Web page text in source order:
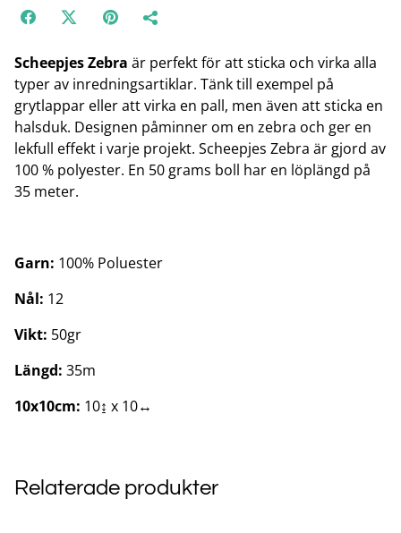
Scheepjes Zebra är perfekt för att sticka och virka alla
typer av inredningsartiklar. Tänk till exempel på
grytlappar eller att virka en pall, men även att sticka en
halsduk. Designen påminner om en zebra och ger en
lekfull effekt i varje projekt. Scheepjes Zebra är gjord av
100 % polyester. En 50 grams boll har en löplängd på
35 meter.
Garn: 100% Poluester
Nål: 12
Vikt: 50gr
Längd: 35m
10x10cm: 10↨ x 10↔
Relaterade produkter